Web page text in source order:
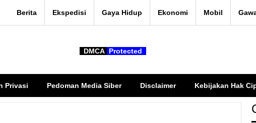
Berita Ekspedisi Gaya Hidup Ekonomi Mobil
DMCA Protected
Privasi Pedoman Media Siber Disclaimer Kebijakan Hak